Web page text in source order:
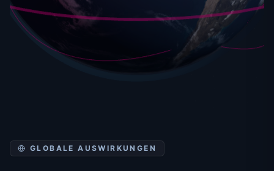
GLOBALE AUSWIRKUNGEN